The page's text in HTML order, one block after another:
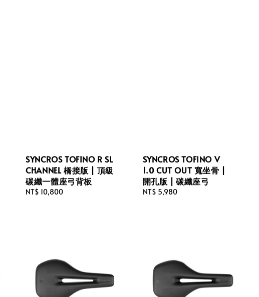
SYNCROS TOFINO R SL
CHANNEL 橋接版 | 頂級
碳纖一體座弓背板
Regular
NT$ 10,800
SYNCROS TOFINO V
1.0 CUT OUT 寬坐骨 |
開孔版 | 碳纖座弓
Regular
NT$ 5,980